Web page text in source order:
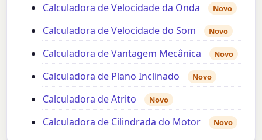
Calculadora de Velocidade da Onda Novo
Calculadora de Velocidade do Som Novo
Calculadora de Vantagem Mecânica Novo
Calculadora de Plano Inclinado Novo
Calculadora de Atrito Novo
Calculadora de Cilindrada do Motor Novo